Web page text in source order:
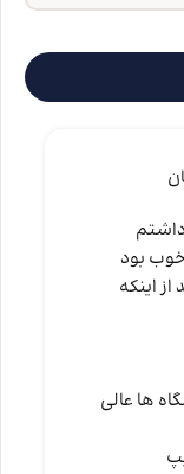
بود
اینکه
ها عالی